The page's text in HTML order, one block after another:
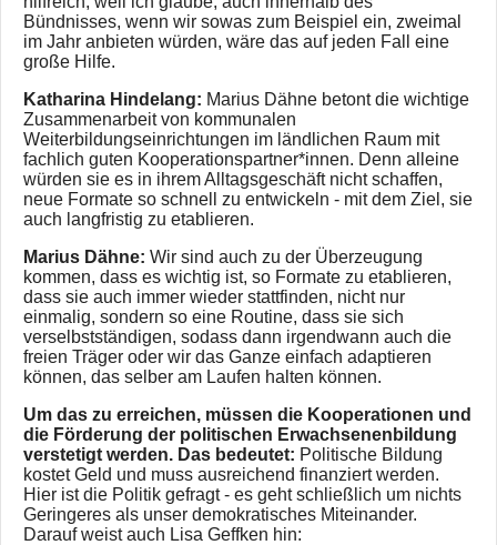
Bündnisses, wenn wir sowas zum Beispiel ein, zweimal
im Jahr anbieten würden, wäre das auf jeden Fall eine
große Hilfe.
Katharina Hindelang: Marius Dähne betont die wichtige
Zusammenarbeit von kommunalen
Weiterbildungseinrichtungen im ländlichen Raum mit
fachlich guten Kooperationspartner*innen. Denn alleine
würden sie es in ihrem Alltagsgeschäft nicht schaffen,
neue Formate so schnell zu entwickeln - mit dem Ziel, sie
auch langfristig zu etablieren.
Marius Dähne: Wir sind auch zu der Überzeugung
kommen, dass es wichtig ist, so Formate zu etablieren,
dass sie auch immer wieder stattfinden, nicht nur
einmalig, sondern so eine Routine, dass sie sich
verselbstständigen, sodass dann irgendwann auch die
freien Träger oder wir das Ganze einfach adaptieren
können, das selber am Laufen halten können.
Um das zu erreichen, müssen die Kooperationen und
die Förderung der politischen Erwachsenenbildung
verstetigt werden. Das bedeutet: Politische Bildung
kostet Geld und muss ausreichend finanziert werden.
Hier ist die Politik gefragt - es geht schließlich um nichts
Geringeres als unser demokratisches Miteinander.
Darauf weist auch Lisa Geffken hin: